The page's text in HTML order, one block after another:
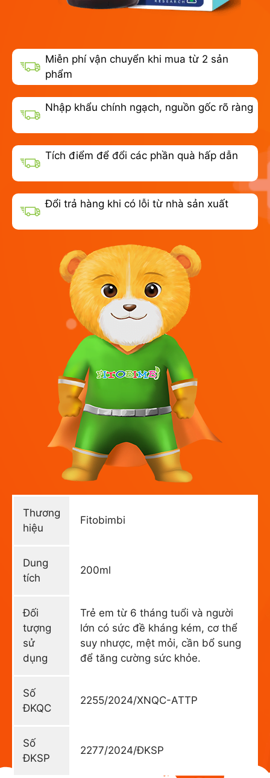
Miễn phí vận chuyển khi mua từ 2 sản
phẩm
Nhập khẩu chính ngạch, nguồn gốc rõ ràng
Tích điểm để đổi các phần quà hấp dẫn
Đổi trả hàng khi có lỗi từ nhà sản xuất
Thương
hiệu
Fitobimbi
Dung
tích
200ml
Đối
tượng
sử
dụng
Trẻ em từ 6 tháng tuổi và người
lớn có sức đề kháng kém, cơ thể
suy nhược, mệt mỏi, cần bổ sung
để tăng cường sức khỏe.
Số
ĐKQC
2255/2024/XNQC-ATTP
Số
ĐKSP
2277/2024/ĐKSP